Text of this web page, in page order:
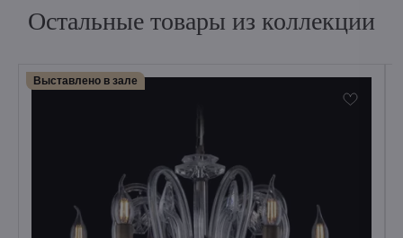
Остальные товары из коллекции
Выставлено в зале